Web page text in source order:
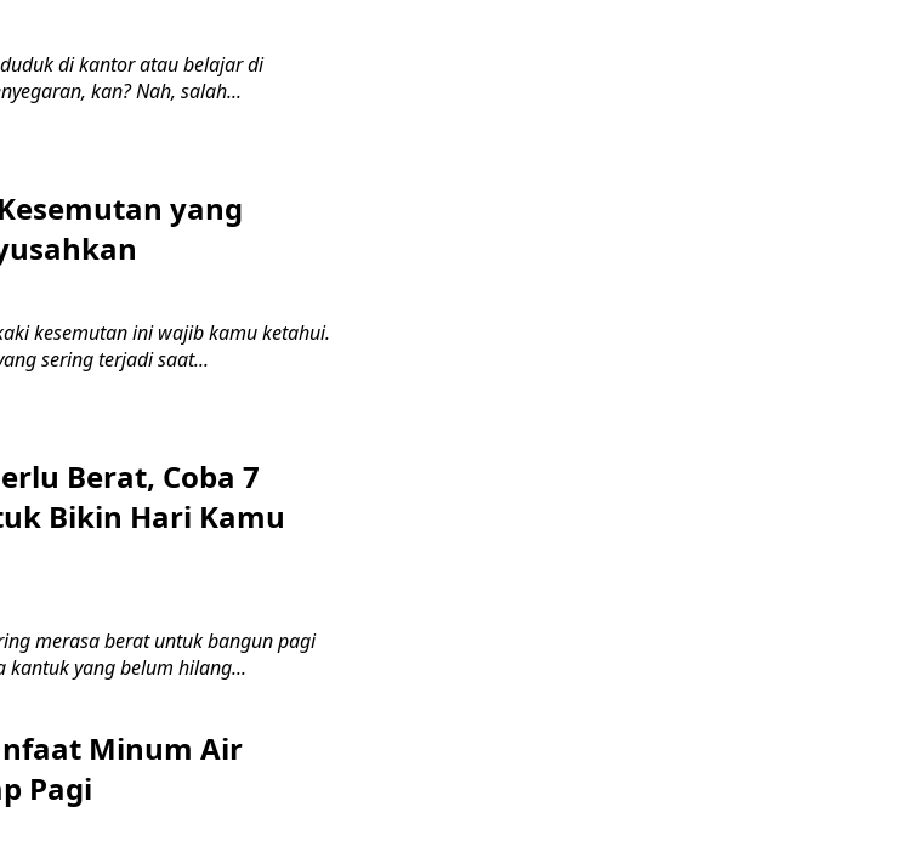
duduk di kantor atau belajar di
kan? Nah, salah...
yang
kaki kesemutan ini wajib kamu ketahui.
sering terjadi saat...
Berat, Coba 7
Bikin Hari Kamu
merasa berat untuk bangun pagi
kantuk yang belum hilang...
Minum Air
Pagi